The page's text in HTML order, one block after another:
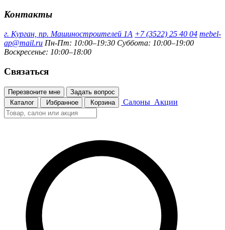
Контакты
г. Курган, пр. Машиностроителей 1А +7 (3522) 25 40 04 mebel-
ap@mail.ru Пн-Пт: 10:00–19:30 Суббота: 10:00–19:00
Воскресенье: 10:00–18:00
Связаться
Перезвоните мне
Задать вопрос
Каталог
Избранное Корзина Салоны Акции